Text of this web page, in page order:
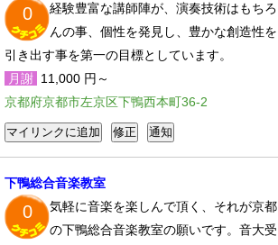
0
経験豊富な講師陣が、演奏技術はもちろ
んの事、個性を発見し、豊かな創造性を
引き出す事を第一の目標としています。
月謝 11,000 円～
京都府京都市左京区下鴨西本町36-2
下鴨総合音楽教室
0
気軽に音楽を楽しんで頂く、それが京都
の下鴨総合音楽教室の願いです。音大受